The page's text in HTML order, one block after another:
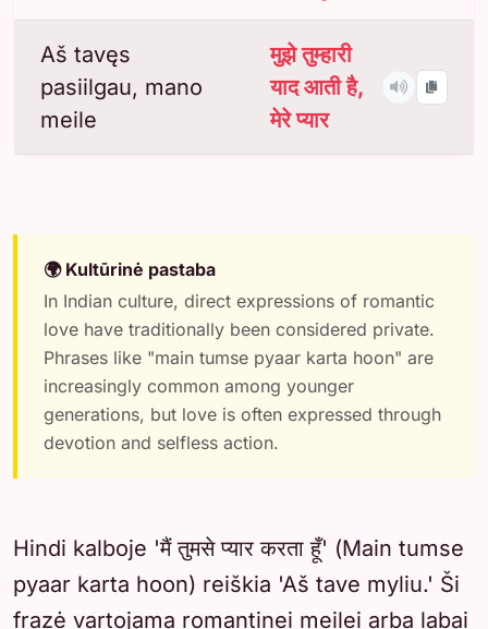
Aš tavęs
pasiilgau, mano
meile
मुझे तुम्हारी
याद आती है,
मेरे प्यार
🌍 Kultūrinė pastaba
In Indian culture, direct expressions of romantic
love have traditionally been considered private.
Phrases like "main tumse pyaar karta hoon" are
increasingly common among younger
generations, but love is often expressed through
devotion and selfless action.
Hindi kalboje 'मैं तुमसे प्यार करता हूँ' (Main tumse
pyaar karta hoon) reiškia 'Aš tave myliu.' Ši
frazė vartojama romantinei meilei arba labai